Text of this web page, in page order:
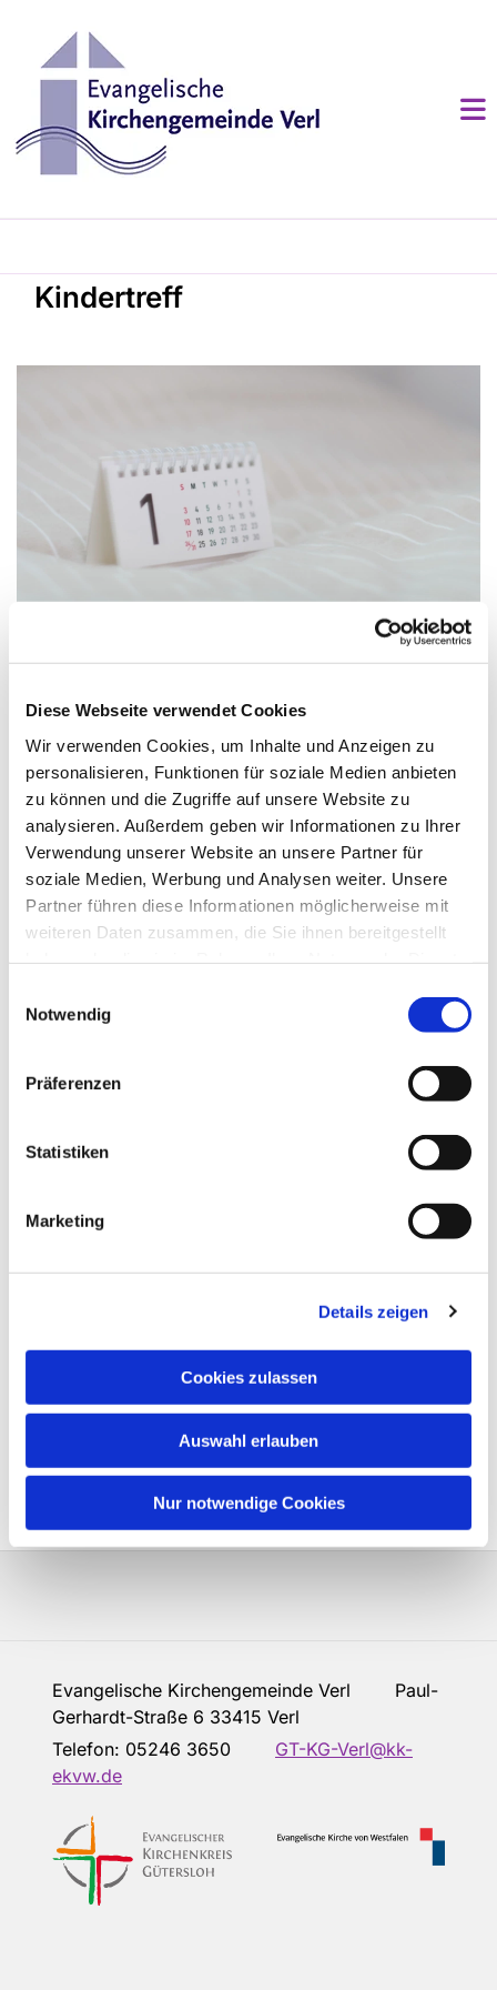
Diese Webseite verwendet Cookies
Wir verwenden Cookies, um Inhalte und Anzeigen zu
personalisieren, Funktionen für soziale Medien anbieten
zu können und die Zugriffe auf unsere Website zu
analysieren. Außerdem geben wir Informationen zu Ihrer
Verwendung unserer Website an unsere Partner für
soziale Medien, Werbung und Analysen weiter. Unsere
Partner führen diese Informationen möglicherweise mit
weiteren Daten zusammen, die Sie ihnen bereitgestellt
Notwendig
Präferenzen
Statistiken
Marketing
Details zeigen
Cookies zulassen
Auswahl erlauben
Nur notwendige Cookies
Kindertreff
Uhr
Gemeindehaus Verl - Jugendraum,
Paul-Gerhardt-Str. 6, 33415 Verl
Informationen zum Kindertreff finden sie auf unserer
Internetseite.
Evangelische Kirchengemeinde Verl Paul-
Gerhardt-Straße 6 33415 Verl
Telefon: 05246 3650
GT-KG-Verl@kk-
ekvw.de